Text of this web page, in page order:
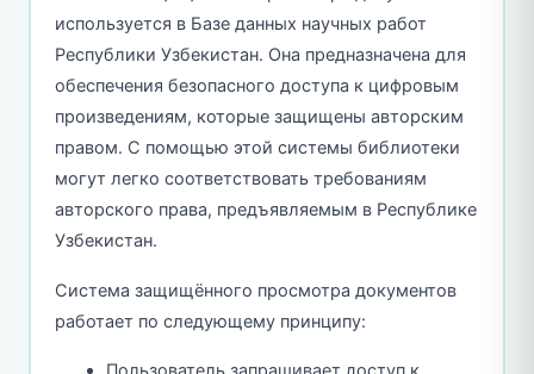
используется в Базе данных научных работ
Республики Узбекистан. Она предназначена для
обеспечения безопасного доступа к цифровым
произведениям, которые защищены авторским
правом. С помощью этой системы библиотеки
могут легко соответствовать требованиям
авторского права, предъявляемым в Республике
Узбекистан.
Система защищённого просмотра документов
работает по следующему принципу: